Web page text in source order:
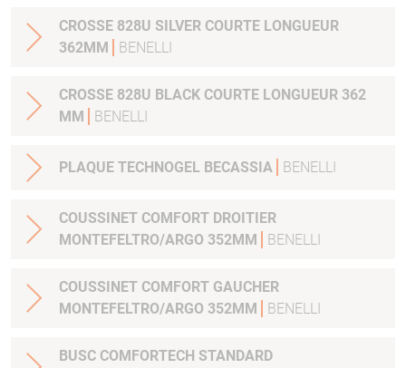
CROSSE 828U SILVER COURTE LONGUEUR
362MM
BENELLI
CROSSE 828U BLACK COURTE LONGUEUR 362
MM
BENELLI
PLAQUE TECHNOGEL BECASSIA BENELLI
COUSSINET COMFORT DROITIER
MONTEFELTRO/ARGO 352MM
BENELLI
COUSSINET COMFORT GAUCHER
MONTEFELTRO/ARGO 352MM
BENELLI
BUSC COMFORTECH STANDARD